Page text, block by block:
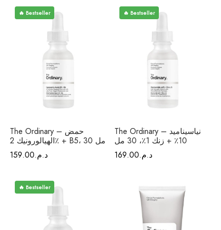
🔥 Bestseller
The Ordinary – حمض
الهيالورونيك 2٪ + B5، 30 مل
د.م.159.00
🔥 Bestseller
The Ordinary – نياسيناميد
10٪ + زنك 1٪، 30 مل
د.م.169.00
🔥 Bestseller